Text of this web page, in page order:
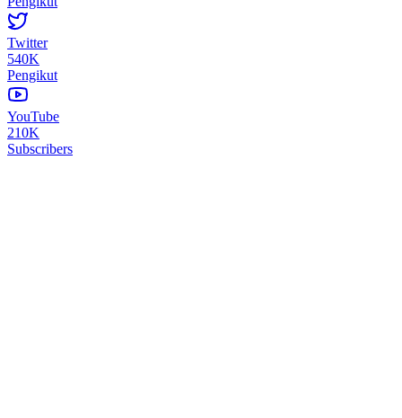
Twitter
540K
Pengikut
YouTube
210K
Subscribers